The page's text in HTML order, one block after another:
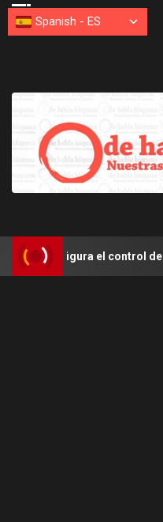
el control de las cárceles
Spanish - ES